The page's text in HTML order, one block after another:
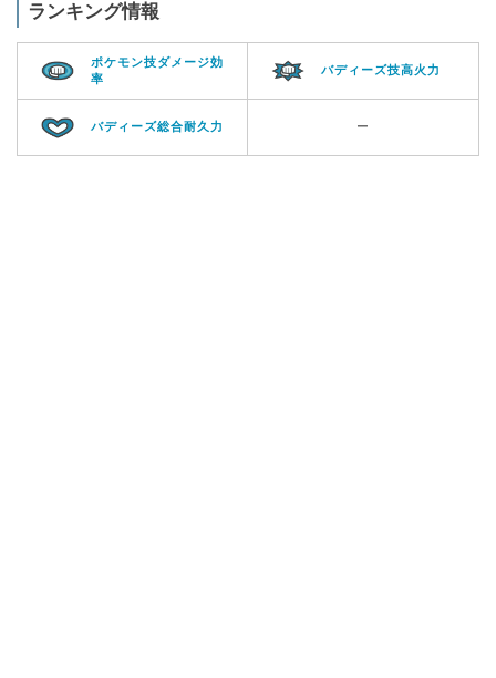
ランキング情報
ポケモン技ダメージ効
率
バディーズ技高火力
バディーズ総合耐久力 ー